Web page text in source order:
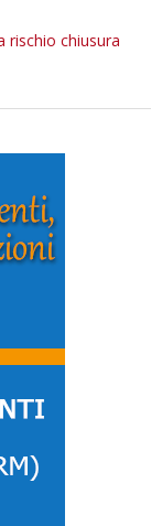
rischio chiusura